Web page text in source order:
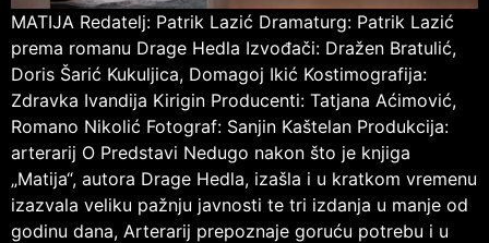
MATIJA Redatelj: Patrik Lazić Dramaturg: Patrik Lazić
prema romanu Drage Hedla Izvođači: Dražen Bratulić,
Doris Šarić Kukuljica, Domagoj Ikić Kostimografija:
Zdravka Ivandija Kirigin Producenti: Tatjana Aćimović,
Romano Nikolić Fotograf: Sanjin Kaštelan Produkcija:
arterarij O Predstavi Nedugo nakon što je knjiga
„Matija“, autora Drage Hedla, izašla i u kratkom vremenu
izazvala veliku pažnju javnosti te tri izdanja u manje od
godinu dana, Arterarij prepoznaje goruću potrebu i u